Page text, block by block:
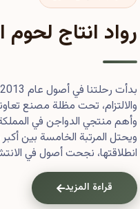
رواد انتاج لحوم
والالتزام، تحت مظلة مصنع
وأهم منتجي الدواجن في
ويحتل المرتبة الخامسة بين
انطلاقتها، نجحت أصول في
قراءة المزيد